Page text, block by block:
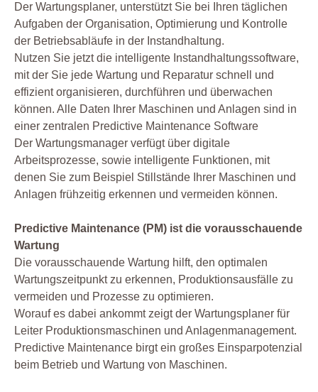
Der Wartungsplaner, unterstützt Sie bei Ihren täglichen
Aufgaben der Organisation, Optimierung und Kontrolle
der Betriebsabläufe in der Instandhaltung.
Nutzen Sie jetzt die intelligente Instandhaltungssoftware,
mit der Sie jede Wartung und Reparatur schnell und
effizient organisieren, durchführen und überwachen
können. Alle Daten Ihrer Maschinen und Anlagen sind in
einer zentralen Predictive Maintenance Software
Der Wartungsmanager verfügt über digitale
Arbeitsprozesse, sowie intelligente Funktionen, mit
denen Sie zum Beispiel Stillstände Ihrer Maschinen und
Anlagen frühzeitig erkennen und vermeiden können.
Predictive Maintenance (PM) ist die vorausschauende
Wartung
Die vorausschauende Wartung hilft, den optimalen
Wartungszeitpunkt zu erkennen, Produktionsausfälle zu
vermeiden und Prozesse zu optimieren.
Worauf es dabei ankommt zeigt der Wartungsplaner für
Leiter Produktionsmaschinen und Anlagenmanagement.
Predictive Maintenance birgt ein großes Einsparpotenzial
beim Betrieb und Wartung von Maschinen.